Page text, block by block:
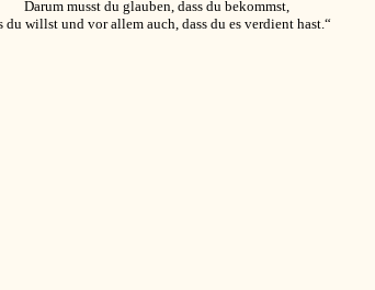
Darum musst du glauben, dass du bekommst,
du willst und vor allem auch, dass du es verdient hast.“